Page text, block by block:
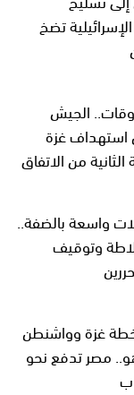
تضخ
الجيش
استهداف غزة
من الاتفاق
واسعة بالضفة..
وتوقيف
غزة وواشنطن
مصر تدفع نحو